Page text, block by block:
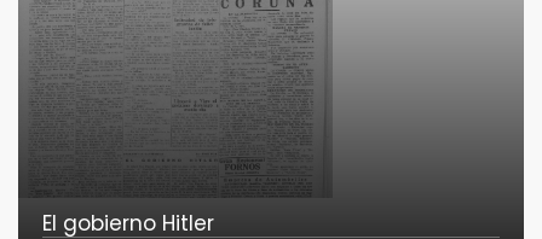
El gobierno Hitler